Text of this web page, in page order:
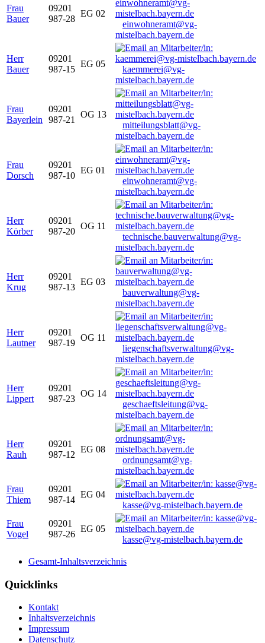
Frau
Bauer
09201
987-28
EG 02
einwohneramt@vg-
mistelbach.bayern.de
Herr
Bauer
09201
987-15
EG 05
kaemmerei@vg-
mistelbach.bayern.de
Frau
Bayerlein
09201
987-21
OG 13
mitteilungsblatt@vg-
mistelbach.bayern.de
Frau
Dorsch
09201
987-10
EG 01
einwohneramt@vg-
mistelbach.bayern.de
Herr
Körber
09201
987-20
OG 11
technische.bauverwaltung@vg-
mistelbach.bayern.de
Herr
Krug
09201
987-13
EG 03
bauverwaltung@vg-
mistelbach.bayern.de
Herr
Lautner
09201
987-19
OG 11
liegenschaftsverwaltung@vg-
mistelbach.bayern.de
Herr
Lippert
09201
987-23
OG 14
geschaeftsleitung@vg-
mistelbach.bayern.de
Herr
Rauh
09201
987-12
EG 08
ordnungsamt@vg-
mistelbach.bayern.de
Frau
Thiem
09201
987-14
EG 04
kasse@vg-mistelbach.bayern.de
Frau
Vogel
09201
987-26
EG 05
kasse@vg-mistelbach.bayern.de
Gesamt-Inhaltsverzeichnis
Quicklinks
Kontakt
Inhaltsverzeichnis
Impressum
Datenschutz